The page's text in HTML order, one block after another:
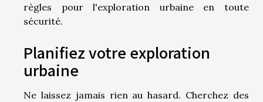
règles pour l'exploration urbaine en toute
sécurité.
Planifiez votre exploration
urbaine
Ne laissez jamais rien au hasard. Cherchez des